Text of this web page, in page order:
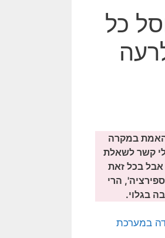
כל
האמת במקרה
קשר לשאלת
אבל בכל זאת
הרי
בגלוי.